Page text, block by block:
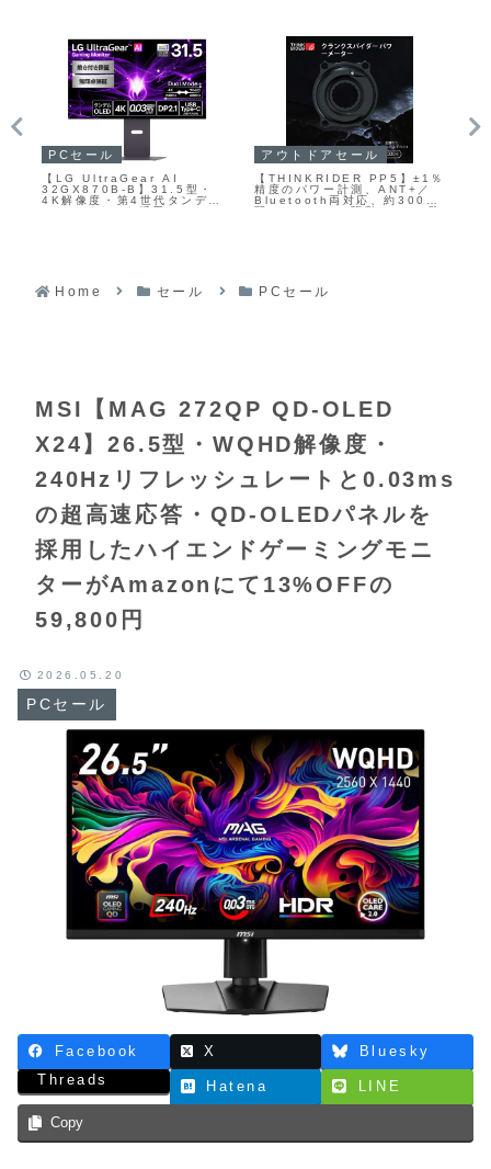
PCセール
【INNOCN 32M2V】32型
4K Fast IPSパネルに2304
ゾーンMini LED直下型バッ
クライトと量子ドット技術を
PC
エレコム【U3HC-
C040PBK】最大入力100W
に対応したPC充電ケーブルと
合計4ポートのUSBハブが一
Home セール PCセール
MSI【MAG 272QP QD-OLED
X24】26.5型・WQHD解像度・
240Hzリフレッシュレートと0.03ms
の超高速応答・QD-OLEDパネルを
採用したハイエンドゲーミングモニ
ターがAmazonにて13%OFFの
59,800円
PCセール
2026.05.20
Facebook X
Bluesky
Threads
Hatena LINE
Copy